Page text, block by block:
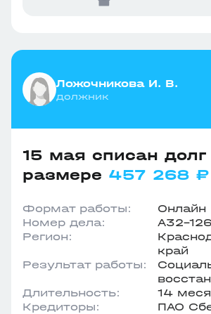
Ложочникова И. В.
должник
15 мая списан долг
размере 457 268 ₽
Формат работы:
Онлайн
Номер дела:
А32-
Регион:
край
Результат работы:
Длительность:
14
Кредиторы:
ПАО